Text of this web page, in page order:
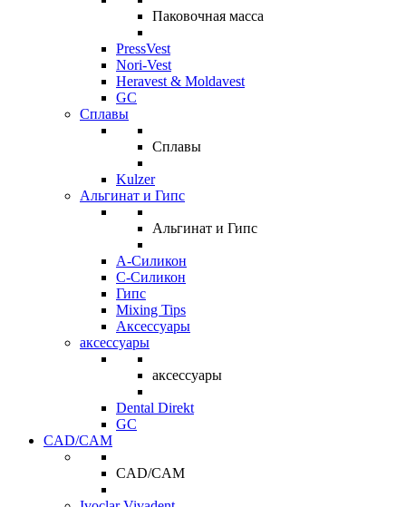
Паковочная масса
PressVest
Nori-Vest
Heravest & Moldavest
GC
Сплавы
Сплавы
Kulzer
Альгинат и Гипс
Альгинат и Гипс
A-Силикон
C-Силикон
Гипс
Mixing Tips
Аксессуары
аксессуары
аксессуары
Dental Direkt
GC
CAD/CAM
CAD/CAM